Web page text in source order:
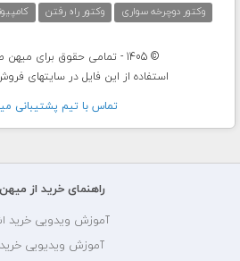
وکتور دوچرخه سواری
وکتور راه رفتن
© 1405 - تمامی حقوق برای میهن طرح محفوظ است.
استفاده از این فایل در سایتهای
تماس با تيم پشتيبانی
راهنمای خرید از
آموزش ویدویی خرید
آموزش ویدیویی